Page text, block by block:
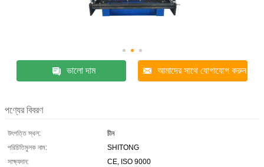
ভালো দাম আমাদের সাথে যোগাযোগ করুন
পণ্যের বিবরণ
উৎপত্তি স্থল:
চীন
পরিচিতিমুলক নাম:
SHITONG
সাক্ষ্যদান:
CE, ISO 9000